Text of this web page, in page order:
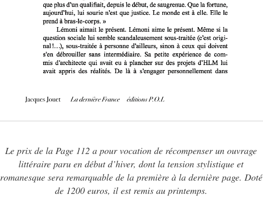
Le prix de la Page 112 a pour vocation de récompenser un ouvrage
littéraire paru en début d’hiver, dont la tension stylistique et
romanesque sera remarquable de la première à la dernière page. Doté
de 1200 euros, il est remis au printemps.